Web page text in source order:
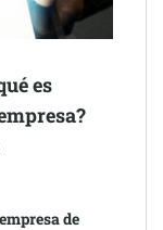
es
de